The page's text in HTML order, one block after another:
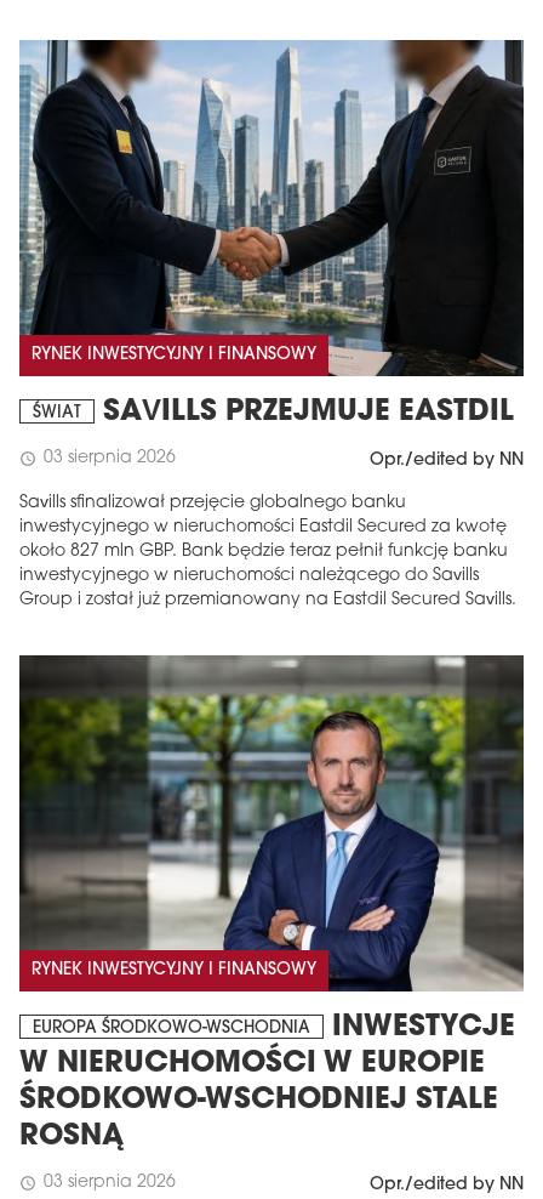
RYNEK INWESTYCYJNY I FINANSOWY
ŚWIAT SAVILLS PRZEJMUJE EASTDIL
schedule 03 sierpnia 2026 Opr./edited by NN
Savills sfinalizował przejęcie globalnego banku
inwestycyjnego w nieruchomości Eastdil Secured za kwotę
około 827 mln GBP. Bank będzie teraz pełnił funkcję banku
inwestycyjnego w nieruchomości należącego do Savills
Group i został już przemianowany na Eastdil Secured Savills.
RYNEK INWESTYCYJNY I FINANSOWY
EUROPA ŚRODKOWO-WSCHODNIA
INWESTYCJE
W NIERUCHOMOŚCI W EUROPIE
ŚRODKOWO-WSCHODNIEJ STALE
ROSNĄ
schedule 03 sierpnia 2026 Opr./edited by NN